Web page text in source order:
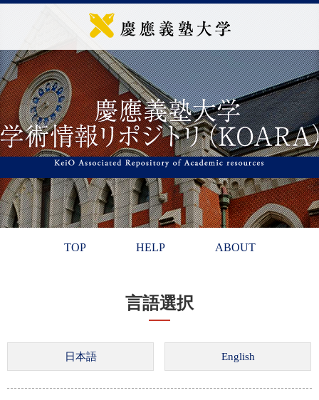
TOP HELP ABOUT
言語選択